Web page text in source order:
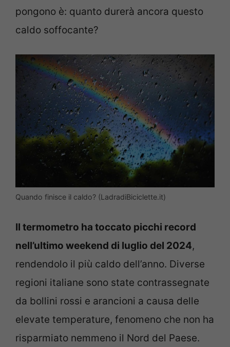
pongono è: quanto durerà ancora questo
caldo soffocante?
Quando finisce il caldo? (LadradiBiciclette.it)
Il termometro ha toccato picchi record
nell’ultimo weekend di luglio del 2024,
rendendolo il più caldo dell’anno. Diverse
regioni italiane sono state contrassegnate
da bollini rossi e arancioni a causa delle
elevate temperature, fenomeno che non ha
risparmiato nemmeno il Nord del Paese.